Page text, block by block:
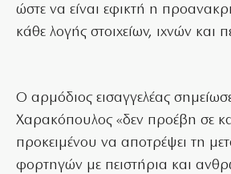
ώστε να είναι εφικτή η
κάθε λογής στοιχείων, ιχνών και
Ο αρμόδιος εισαγγελέας
Χαρακόπουλος «δεν προέβη σε
προκειμένου να αποτρέψει τη
φορτηγών με πειστήρια και